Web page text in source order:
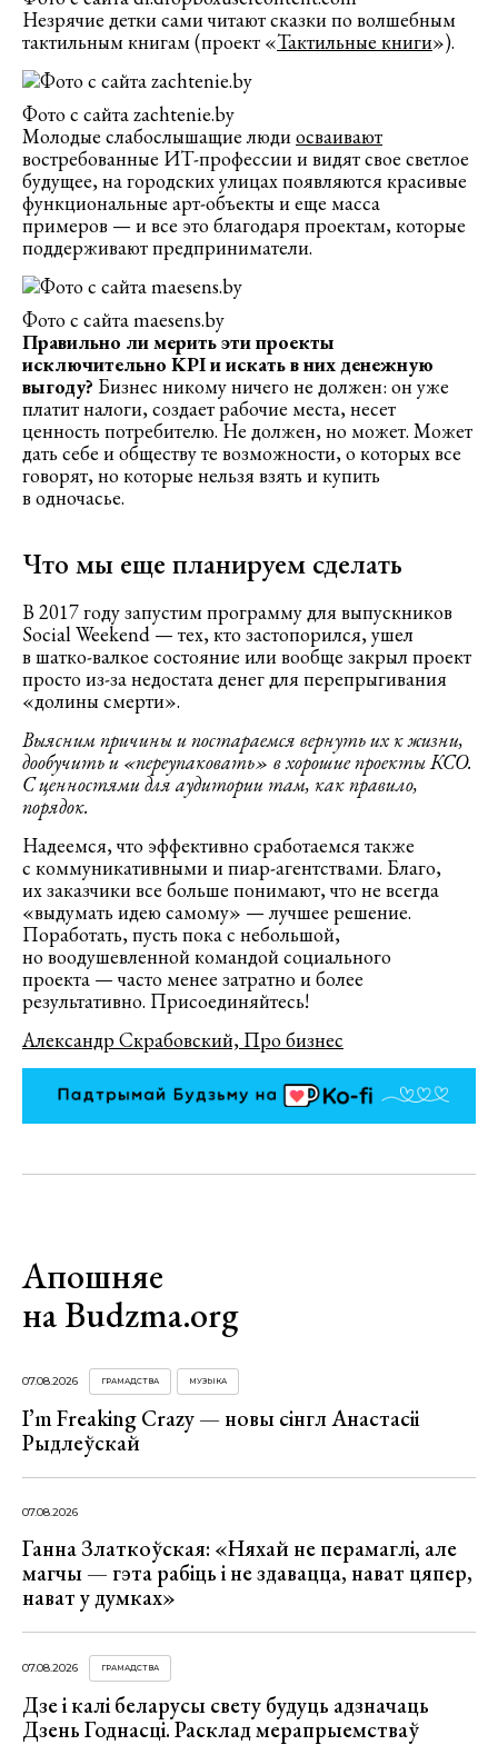
Незрячие детки сами читают сказки по волшебным
тактильным книгам (проект «Тактильные книги»).
Фото с сайта zachtenie.by
Молодые слабослышащие людиосваивают
востребованные ИТ-профессии и видят свое светлое
будущее, на городских улицах появляются красивые
функциональные арт-объекты и еще масса
примеров — и все это благодаря проектам, которые
поддерживают предприниматели.
Фото с сайта maesens.by
Правильно ли мерить эти проекты
исключительно KPI и искать в них денежную
выгоду? Бизнес никому ничего не должен: он уже
платит налоги, создает рабочие места, несет
ценность потребителю. Не должен, но может. Может
дать себе и обществу те возможности, о которых все
говорят, но которые нельзя взять и купить
в одночасье.
Что мы еще планируем сделать
В 2017 году запустим программу для выпускников
Social Weekend — тех, кто застопорился, ушел
в шатко-валкое состояние или вообще закрыл проект
просто из-за недостата денег для перепрыгивания
«долины смерти».
Выясним причины и постараемся вернуть их к жизни,
дообучить и «переупаковать» в хорошие проекты КСО.
С ценностями для аудитории там, как правило,
порядок.
Надеемся, что эффективно сработаемся также
с коммуникативными и пиар-агентствами. Благо,
их заказчики все больше понимают, что не всегда
«выдумать идею самому» — лучшее решение.
Поработать, пусть пока с небольшой,
но воодушевленной командой социального
проекта — часто менее затратно и более
результативно. Присоединяйтесь!
Александр Скрабовский, Про бизнес
Апошняе
на Budzma.org
07.08.2026 ГРАМАДСТВА МУЗЫКА
I’m Freaking Crazy — новы сінгл Анастасіі
Рыдлеўскай
07.08.2026
Ганна Златкоўская: «Няхай не перамаглі, але
магчы — гэта рабіць і не здавацца, нават цяпер,
нават у думках»
07.08.2026 ГРАМАДСТВА
Дзе і калі беларусы свету будуць адзначаць
Дзень Годнасці. Расклад мерапрыемстваў